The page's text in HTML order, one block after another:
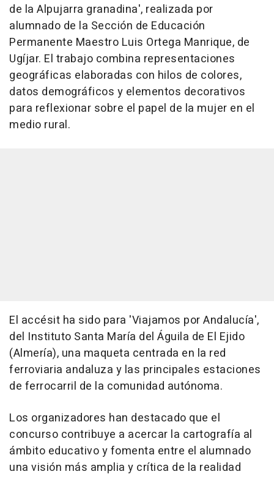
de la Alpujarra granadina', realizada por
alumnado de la Sección de Educación
Permanente Maestro Luis Ortega Manrique, de
Ugíjar. El trabajo combina representaciones
geográficas elaboradas con hilos de colores,
datos demográficos y elementos decorativos
para reflexionar sobre el papel de la mujer en el
medio rural.
El accésit ha sido para 'Viajamos por Andalucía',
del Instituto Santa María del Águila de El Ejido
(Almería), una maqueta centrada en la red
ferroviaria andaluza y las principales estaciones
de ferrocarril de la comunidad autónoma.
Los organizadores han destacado que el
concurso contribuye a acercar la cartografía al
ámbito educativo y fomenta entre el alumnado
una visión más amplia y crítica de la realidad